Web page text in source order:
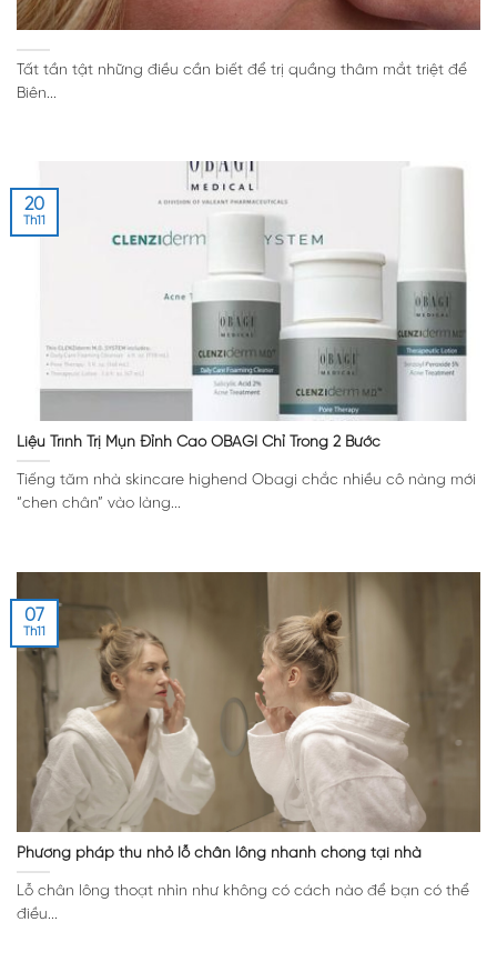
Tất tần tật những điều cần biết để trị quầng thâm mắt triệt để
Biên...
Liệu Trình Trị Mụn Đỉnh Cao OBAGI Chỉ Trong 2 Bước
Tiếng tăm nhà skincare highend Obagi chắc nhiều cô nàng mới
“chen chân” vào làng...
20
Th11
Phương pháp thu nhỏ lỗ chân lông nhanh chóng tại nhà
Lỗ chân lông thoạt nhìn như không có cách nào để bạn có thể
điều...
07
Th11